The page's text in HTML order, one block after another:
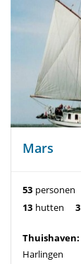
Mars
53 personen
13 hutten 3
Thuishaven:
Harlingen